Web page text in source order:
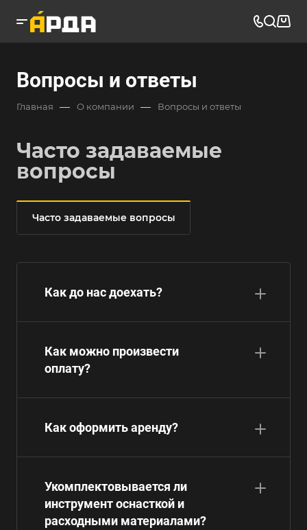
Вопросы и ответы
Главная — О компании — Вопросы и ответы
Часто задаваемые
вопросы
Часто задаваемые вопросы
Как до нас доехать?
Как можно произвести
оплату?
Как оформить аренду?
Укомплектовывается ли
инструмент оснасткой и
расходными материалами?